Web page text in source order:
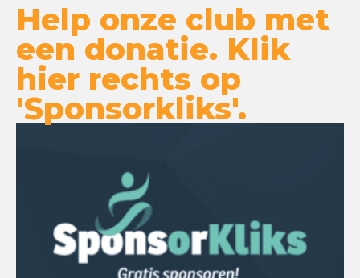
Help onze club met
een donatie. Klik
hier rechts op
'Sponsorkliks'.